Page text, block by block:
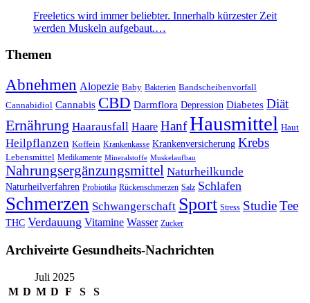
Freeletics wird immer beliebter. Innerhalb kürzester Zeit
werden Muskeln aufgebaut.…
Themen
Abnehmen Alopezie Baby Bakterien Bandscheibenvorfall
Cannabidiol Cannabis CBD Darmflora Depression Diabetes Diät
Ernährung Haarausfall Haare HanfHausmittel Haut
Heilpflanzen Koffein Krankenkasse Krankenversicherung Krebs
Lebensmittel Medikamente Mineralstoffe Muskelaufbau
Nahrungsergänzungsmittel Naturheilkunde
Naturheilverfahren Probiotika Rückenschmerzen Salz Schlafen
Schmerzen Schwangerschaft Sport Stress StudieTee
THC Verdauung Vitamine Wasser Zucker
Archiveirte Gesundheits-Nachrichten
Juli 2025
M D M D F S
S